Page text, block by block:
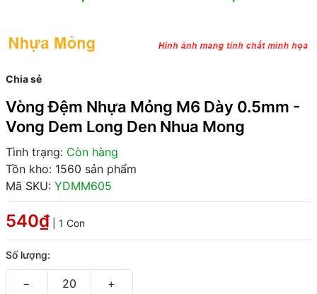
Chia sẻ
Vòng Đệm Nhựa Mỏng M6 Dày 0.5mm -
Vong Dem Long Den Nhua Mong
Tình trạng: Còn hàng
Tồn kho: 1560 sản phẩm
Mã SKU: YDMM605
540₫ | 1 Con
Số lượng:
− +